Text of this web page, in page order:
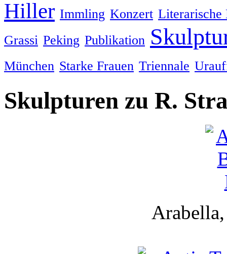
Hiller Immling Konzert Literarische
Grassi Peking Publikation
München Starke Frauen Triennale
Skulpturen zu R.